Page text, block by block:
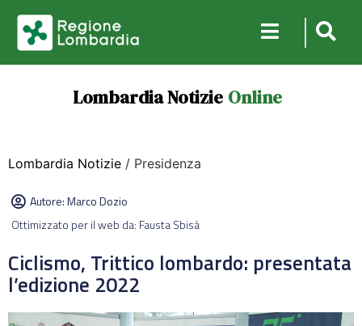
Lombardia Notizie Online
Lombardia Notizie / Presidenza
Autore:Marco Dozio
Ottimizzato per il web da: Fausta Sbisà
Ciclismo, Trittico lombardo: presentata
l’edizione 2022